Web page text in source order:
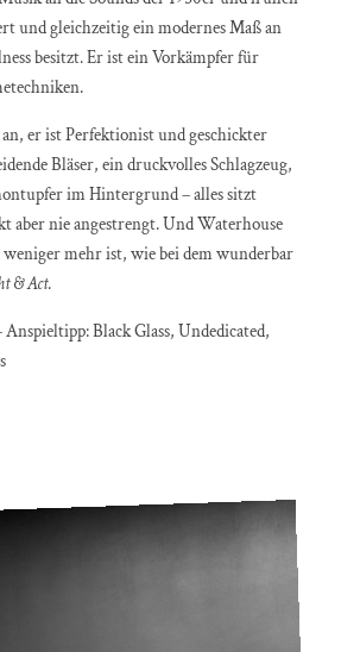
und gleichzeitig ein modernes Maß an
besitzt. Er ist ein Vorkämpfer für
er ist Perfektionist und geschickter
Bläser, ein druckvolles Schlagzeug,
im Hintergrund – alles sitzt
aber nie angestrengt. Und Waterhouse
mehr ist, wie bei dem wunderbar
& Act.
Black Glass, Undedicated,